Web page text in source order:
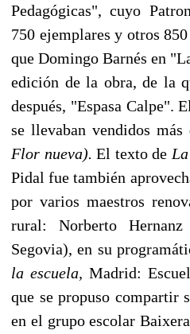
Pedagógicas", cuyo
750 ejemplares y otros
que Domingo Barnés en
edición de la obra, de la
después, "Espasa Calpe".
se llevaban vendidos
Flor nueva). El texto de
Pidal fue también
por varios maestros
rural: Norberto
Segovia), en su
la escuela, Madrid:
que se propuso compartir
en el grupo escolar